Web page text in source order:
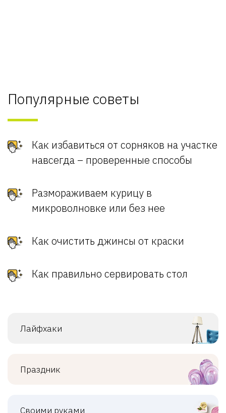
Популярные советы
Как избавиться от сорняков на участке
навсегда – проверенные способы
Размораживаем курицу в
микроволновке или без нее
Как очистить джинсы от краски
Как правильно сервировать стол
Лайфхаки
Праздник
Своими руками